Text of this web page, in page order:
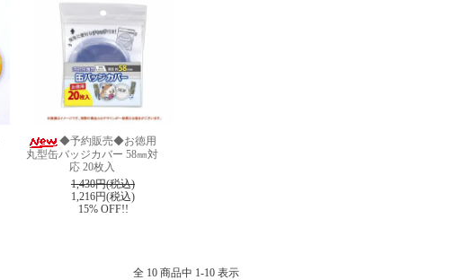
◆予約販売◆お徳用
丸型缶バッジカバー 58㎜対
応 20枚入
1,430円(税込)
1,216円(税込)
15% OFF!!
全 10 商品中 1-10 表示